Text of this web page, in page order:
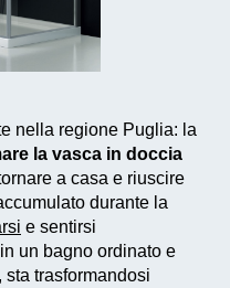
nella regione Puglia: la
la vasca in doccia
a casa e riuscire
durante la
e sentirsi
un bagno ordinato e
trasformandosi